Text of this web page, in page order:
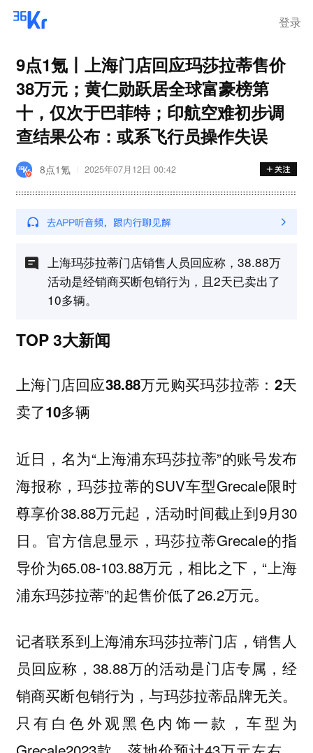
登录
9点1氪丨上海门店回应玛莎拉蒂售价
38万元；黄仁勋跃居全球富豪榜第
十，仅次于巴菲特；印航空难初步调
查结果公布：或系飞行员操作失误
8点1氪 2025年07月12日 00:42
上海玛莎拉蒂门店销售人员回应称，38.88万
活动是经销商买断包销行为，且2天已卖出了
10多辆。
TOP 3大新闻
上海门店回应38.88万元购买玛莎拉蒂：2天
卖了10多辆
近日，名为“上海浦东玛莎拉蒂”的账号发布
海报称，玛莎拉蒂的SUV车型Grecale限时
尊享价38.88万元起，活动时间截止到9月30
日。官方信息显示，玛莎拉蒂Grecale的指
导价为65.08-103.88万元，相比之下，“上海
浦东玛莎拉蒂”的起售价低了26.2万元。
记者联系到上海浦东玛莎拉蒂门店，销售人
员回应称，38.88万的活动是门店专属，经
销商买断包销行为，与玛莎拉蒂品牌无关。
只有白色外观黑色内饰一款，车型为